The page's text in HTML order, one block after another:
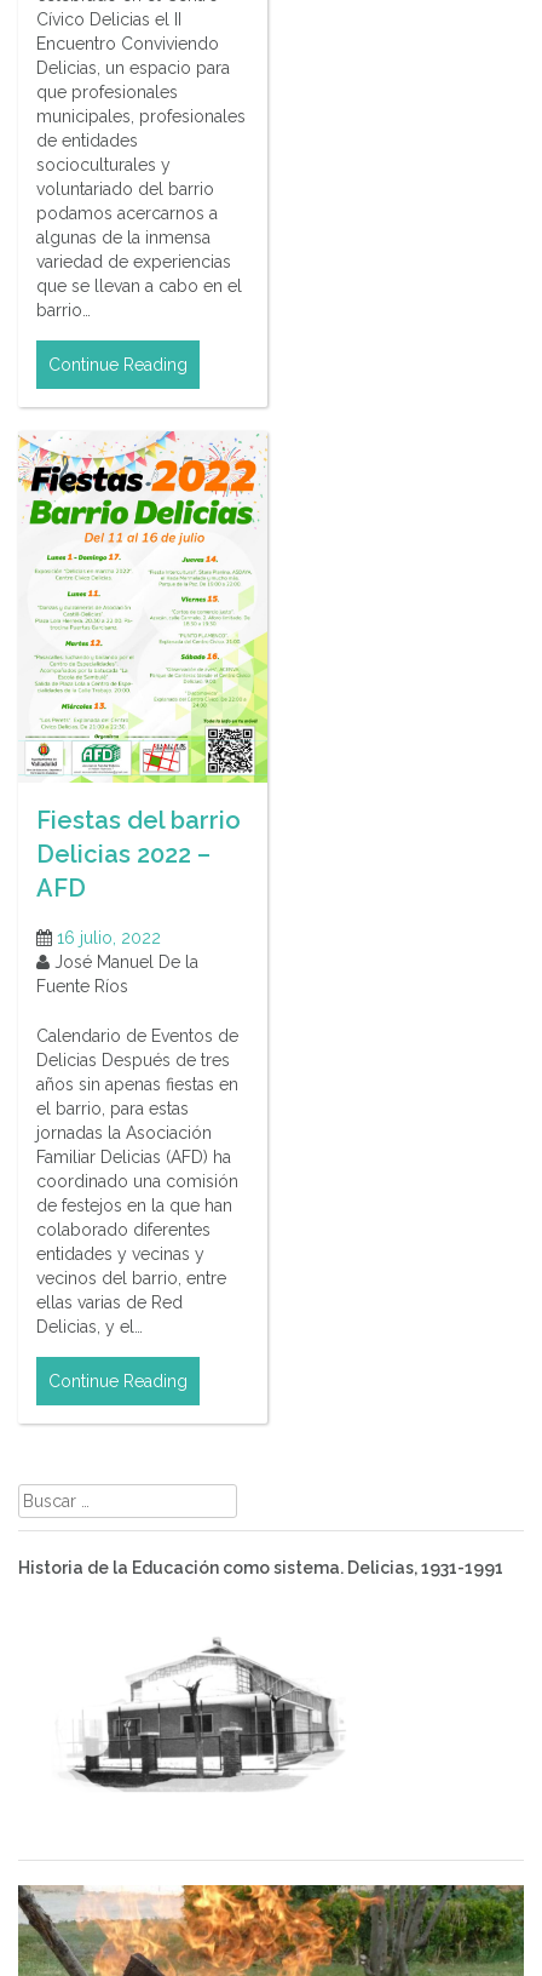
Cívico Delicias el II
Encuentro Conviviendo
Delicias, un espacio para
que profesionales
municipales, profesionales
de entidades
socioculturales y
voluntariado del barrio
podamos acercarnos a
algunas de la inmensa
variedad de experiencias
que se llevan a cabo en el
barrio…
Continue Reading
Fiestas del barrio
Delicias 2022 –
AFD
16 julio, 2022
José Manuel De la
Fuente Ríos
Calendario de Eventos de
Delicias Después de tres
años sin apenas fiestas en
el barrio, para estas
jornadas la Asociación
Familiar Delicias (AFD) ha
coordinado una comisión
de festejos en la que han
colaborado diferentes
entidades y vecinas y
vecinos del barrio, entre
ellas varias de Red
Delicias, y el…
Continue Reading
Buscar:
Historia de la Educación como sistema. Delicias, 1931-1991